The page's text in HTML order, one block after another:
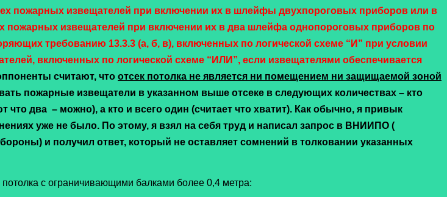
пожарных извещателей при включении их в шлейфы двухпороговых приборов или в
пожарных извещателей при включении их в два шлейфа однопороговых приборов по
требованию 13.3.3 (а, б, в), включенных по логической схеме “И” при условии
включенных по логической схеме “ИЛИ”, если извещателями обеспечивается
считают, что отсек потолка не является ни помещением ни защищаемой зоной
пожарные извещатели в указанном выше отсеке в следующих количествах – кто
два – можно), а кто и всего один (считает что хватит). Как обычно, я привык
уже не было. По этому, я взял на себя труд и написал запрос в ВНИИПО (
и получил ответ, который не оставляет сомнений в толковании указанных
с ограничивающими балками более 0,4 метра: